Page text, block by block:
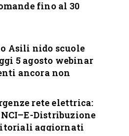
fino al 30
Asili nido scuole
5 agosto webinar
ancora non
rete elettrica:
Distribuzione
aggiornati